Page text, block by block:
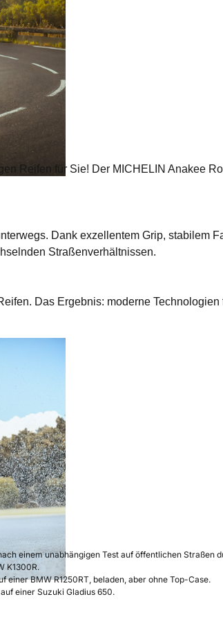
Reifen für Sie! Der MICHELIN Anakee
Dank exzellentem Grip, stabilem
Straßenverhältnissen.
Das Ergebnis: moderne
einem unabhängigen Test auf öffentlichen Straßen
K1300R.
einer BMW R1250RT, beladen, aber ohne Top-Case.
einer Suzuki Gladius 650.